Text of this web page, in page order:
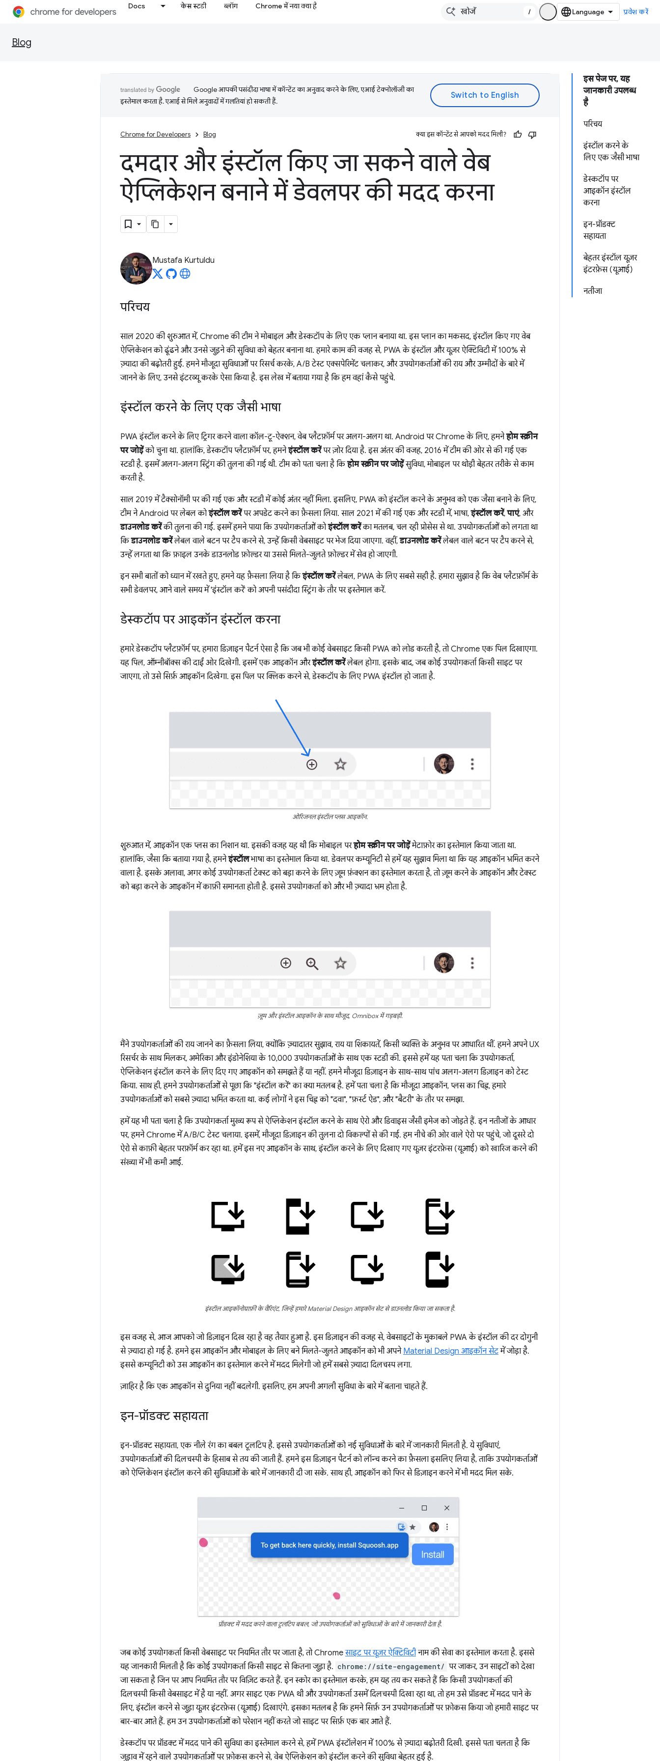
Docs केस स्टडी ब्लॉग Chrome में नया क्या है
/ प्रवेश करें
Blog
इस पेज पर, यह
जानकारी उपलब्ध
है
परिचय
इंस्टॉल करने के
लिए एक जैसी भाषा
डेस्कटॉप पर
आइकॉन इंस्टॉल
करना
इन-प्रॉडक्ट
सहायता
बेहतर इंस्टॉल यूज़र
इंटरफ़ेस (यूआई)
नतीजा
Google आपकी पसंदीदा भाषा में कॉन्टेंट का अनुवाद करने के लिए, एआई टेक्नोलॉजी का
इस्तेमाल करता है. एआई से मिले अनुवादों में गलतियां हो सकती हैं.
Chrome for Developers Blog क्या इस कॉन्टेंट से आपको मदद मिली?
दमदार और इंस्टॉल किए जा सकने वाले वेब
ऐप्लिकेशन बनाने में डेवलपर की मदद करना
Mustafa Kurtuldu
परिचय
साल 2020 की शुरुआत में, Chrome की टीम ने मोबाइल और डेस्कटॉप के लिए एक प्लान बनाया था. इस प्लान का मकसद, इंस्टॉल किए गए वेब
ऐप्लिकेशन को ढूंढने और उनसे जुड़ने की सुविधा को बेहतर बनाना था. हमारे काम की वजह से, PWA के इंस्टॉल और यूज़र ऐक्टिविटी में 100% से
ज़्यादा की बढ़ोतरी हुई. हमने मौजूदा सुविधाओं पर रिसर्च करके, A/B टेस्ट एक्सपेरिमेंट चलाकर, और उपयोगकर्ताओं की राय और उम्मीदों के बारे में
जानने के लिए, उनसे इंटरव्यू करके ऐसा किया है. इस लेख में बताया गया है कि हम वहां कैसे पहुंचे.
इंस्टॉल करने के लिए एक जैसी भाषा
PWA इंस्टॉल करने के लिए ट्रिगर करने वाला कॉल-टू-ऐक्शन, वेब प्लैटफ़ॉर्म पर अलग-अलग था. Android पर Chrome के लिए, हमनेहोम स्क्रीन
पर जोड़ेंको चुना था. हालांकि, डेस्कटॉप प्लैटफ़ॉर्म पर, हमनेइंस्टॉल करेंपर ज़ोर दिया है. इस अंतर की वजह, 2016 में टीम की ओर से की गई एक
स्टडी है. इसमें अलग-अलग स्ट्रिंग की तुलना की गई थी. टीम को पता चला है किहोम स्क्रीन पर जोड़ेंसुविधा, मोबाइल पर थोड़ी बेहतर तरीके से काम
करती है.
साल 2019 में टैक्सोनॉमी पर की गई एक और स्टडी में कोई अंतर नहीं मिला. इसलिए, PWA को इंस्टॉल करने के अनुभव को एक जैसा बनाने के लिए,
टीम ने Android पर लेबल कोइंस्टॉल करेंपर अपडेट करने का फ़ैसला लिया. साल 2021 में की गई एक और स्टडी में, भाषा,इंस्टॉल करें,पाएं, और
डाउनलोड करेंकी तुलना की गई. इसमें हमने पाया कि उपयोगकर्ताओं कोइंस्टॉल करेंका मतलब, चल रही प्रोसेस से था. उपयोगकर्ताओं को लगता था
किडाउनलोड करेंलेबल वाले बटन पर टैप करने से, उन्हें किसी वेबसाइट पर भेज दिया जाएगा. वहीं,डाउनलोड करेंलेबल वाले बटन पर टैप करने से,
उन्हें लगता था कि फ़ाइल उनके डाउनलोड फ़ोल्डर या उससे मिलते-जुलते फ़ोल्डर में सेव हो जाएगी.
इन सभी बातों को ध्यान में रखते हुए, हमने यह फ़ैसला लिया है किइंस्टॉल करेंलेबल, PWA के लिए सबसे सही है. हमारा सुझाव है कि वेब प्लैटफ़ॉर्म के
सभी डेवलपर, आने वाले समय में 'इंस्टॉल करें' को अपनी पसंदीदा स्ट्रिंग के तौर पर इस्तेमाल करें.
डेस्कटॉप पर आइकॉन इंस्टॉल करना
हमारे डेस्कटॉप प्लैटफ़ॉर्म पर, हमारा डिज़ाइन पैटर्न ऐसा है कि जब भी कोई वेबसाइट किसी PWA को लोड करती है, तो Chrome एक पिल दिखाएगा.
यह पिल, ऑम्नीबॉक्स की दाईं ओर दिखेगी. इसमें एक आइकॉन औरइंस्टॉल करेंलेबल होगा. इसके बाद, जब कोई उपयोगकर्ता किसी साइट पर
जाएगा, तो उसे सिर्फ़ आइकॉन दिखेगा. इस पिल पर क्लिक करने से, डेस्कटॉप के लिए PWA इंस्टॉल हो जाता है.
ओरिजनल इंस्टॉल प्लस आइकॉन.
शुरुआत में, आइकॉन एक प्लस का निशान था. इसकी वजह यह थी कि मोबाइल परहोम स्क्रीन पर जोड़ेंमेटाफ़ोर का इस्तेमाल किया जाता था.
हालांकि, जैसा कि बताया गया है, हमनेइंस्टॉलभाषा का इस्तेमाल किया था. डेवलपर कम्यूनिटी से हमें यह सुझाव मिला था कि यह आइकॉन भ्रमित करने
वाला है. इसके अलावा, अगर कोई उपयोगकर्ता टेक्स्ट को बड़ा करने के लिए ज़ूम फ़ंक्शन का इस्तेमाल करता है, तो ज़ूम करने के आइकॉन और टेक्स्ट
को बड़ा करने के आइकॉन में काफ़ी समानता होती है. इससे उपयोगकर्ता को और भी ज़्यादा भ्रम होता है.
ज़ूम और इंस्टॉल आइकॉन के साथ मौजूद, Omnibox में गड़बड़ी.
मैंने उपयोगकर्ताओं की राय जानने का फ़ैसला लिया, क्योंकि ज़्यादातर सुझाव, राय या शिकायतें, किसी व्यक्ति के अनुभव पर आधारित थीं. हमने अपने UX
रिसर्चर के साथ मिलकर, अमेरिका और इंडोनेशिया के 10,000 उपयोगकर्ताओं के साथ एक स्टडी की. इससे हमें यह पता चला कि उपयोगकर्ता,
ऐप्लिकेशन इंस्टॉल करने के लिए दिए गए आइकॉन को समझते हैं या नहीं. हमने मौजूदा डिज़ाइन के साथ-साथ पांच अलग-अलग डिज़ाइन को टेस्ट
किया. साथ ही, हमने उपयोगकर्ताओं से पूछा कि "इंस्टॉल करें" का क्या मतलब है. हमें पता चला है कि मौजूदा आइकॉन, प्लस का चिह्न, हमारे
उपयोगकर्ताओं को सबसे ज़्यादा भ्रमित करता था. कई लोगों ने इस चिह्न को "दवा", "फ़र्स्ट ऐड", और "बैटरी" के तौर पर समझा.
हमें यह भी पता चला है कि उपयोगकर्ता मुख्य रूप से ऐप्लिकेशन इंस्टॉल करने के साथ ऐरो और डिवाइस जैसी इमेज को जोड़ते हैं. इन नतीजों के आधार
पर, हमने Chrome में A/B/C टेस्ट चलाया. इसमें, मौजूदा डिज़ाइन की तुलना दो विकल्पों से की गई. हम नीचे की ओर वाले ऐरो पर पहुंचे, जो दूसरे दो
ऐरो से काफ़ी बेहतर परफ़ॉर्म कर रहा था. हमें इस नए आइकॉन के साथ, इंस्टॉल करने के लिए दिखाए गए यूज़र इंटरफ़ेस (यूआई) को खारिज करने की
संख्या में भी कमी आई.
इंस्टॉल आइकॉनोग्राफ़ी के वैरिएंट, जिन्हें हमारे Material Design आइकॉन सेट से डाउनलोड किया जा सकता है.
इस वजह से, आज आपको जो डिज़ाइन दिख रहा है वह तैयार हुआ है. इस डिज़ाइन की वजह से, वेबसाइटों के मुकाबले PWA के इंस्टॉल की दर दोगुनी
से ज़्यादा हो गई है. हमने इस आइकॉन और मोबाइल के लिए बने मिलते-जुलते आइकॉन को भी अपने Material Design आइकॉन सेटमें जोड़ा है.
इससे कम्यूनिटी को उस आइकॉन का इस्तेमाल करने में मदद मिलेगी जो हमें सबसे ज़्यादा दिलचस्प लगा.
ज़ाहिर है कि एक आइकॉन से दुनिया नहीं बदलेगी. इसलिए, हम अपनी अगली सुविधा के बारे में बताना चाहते हैं.
इन-प्रॉडक्ट सहायता
इन-प्रॉडक्ट सहायता, एक नीले रंग का बबल टूलटिप है. इससे उपयोगकर्ताओं को नई सुविधाओं के बारे में जानकारी मिलती है. ये सुविधाएं,
उपयोगकर्ताओं की दिलचस्पी के हिसाब से तय की जाती हैं. हमने इस डिज़ाइन पैटर्न को लॉन्च करने का फ़ैसला इसलिए लिया है, ताकि उपयोगकर्ताओं
को ऐप्लिकेशन इंस्टॉल करने की सुविधाओं के बारे में जानकारी दी जा सके. साथ ही, आइकॉन को फिर से डिज़ाइन करने में भी मदद मिल सके.
प्रॉडक्ट में मदद करने वाला टूलटिप बबल, जो उपयोगकर्ताओं को सुविधाओं के बारे में जानकारी देता है.
जब कोई उपयोगकर्ता किसी वेबसाइट पर नियमित तौर पर जाता है, तो Chromeसाइट पर यूज़र ऐक्टिविटीनाम की सेवा का इस्तेमाल करता है. इससे
यह जानकारी मिलती है कि कोई उपयोगकर्ता किसी साइट से कितना जुड़ा है. chrome://site-engagement/ पर जाकर, उन साइटों को देखा
जा सकता है जिन पर आप नियमित तौर पर विज़िट करते हैं. इन स्कोर का इस्तेमाल करके, हम यह तय कर सकते हैं कि किसी उपयोगकर्ता की
दिलचस्पी किसी वेबसाइट में है या नहीं. अगर साइट एक PWA थी और उपयोगकर्ता उसमें दिलचस्पी दिखा रहा था, तो हम उसे प्रॉडक्ट में मदद पाने के
लिए, इंस्टॉल करने से जुड़ा यूज़र इंटरफ़ेस (यूआई) दिखाएंगे. इसका मतलब है कि हमने सिर्फ़ उन उपयोगकर्ताओं पर फ़ोकस किया जो हमारी साइट पर
बार-बार आते हैं. हम उन उपयोगकर्ताओं को परेशान नहीं करते जो साइट पर सिर्फ़ एक बार आते हैं.
डेस्कटॉप पर प्रॉडक्ट में मदद पाने की सुविधा का इस्तेमाल करने से, हमें PWA इंस्टॉलेशन में 100% से ज़्यादा बढ़ोतरी दिखी. इससे पता चलता है कि
जुड़ाव में रहने वाले उपयोगकर्ताओं पर फ़ोकस करने से, वेब ऐप्लिकेशन को इंस्टॉल करने की सुविधा बेहतर हुई है.